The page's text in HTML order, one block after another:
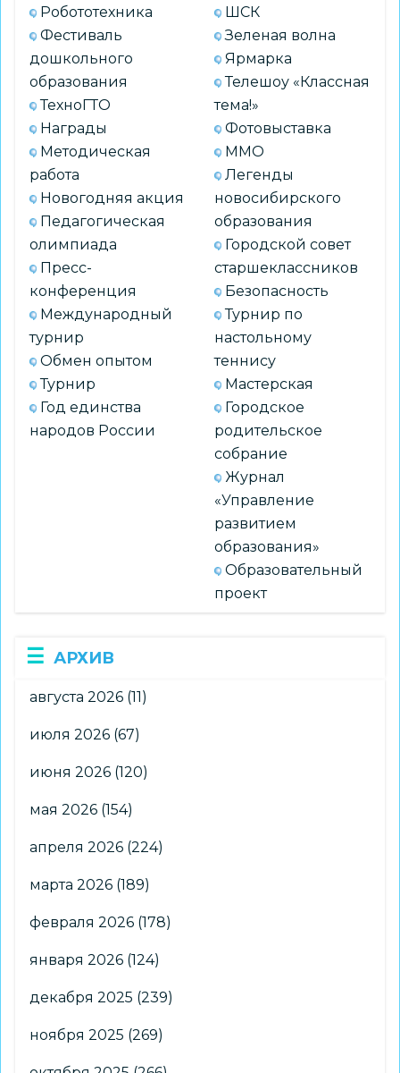
Робототехника
Фестиваль
дошкольного
образования
ТехноГТО
Награды
Методическая
работа
Новогодняя акция
Педагогическая
олимпиада
Пресс-
конференция
Международный
турнир
Обмен опытом
Турнир
Год единства
народов России
ШСК
Зеленая волна
Ярмарка
Телешоу «Классная
тема!»
Фотовыставка
ММО
Легенды
новосибирского
образования
Городской совет
старшеклассников
Безопасность
Турнир по
настольному
теннису
Мастерская
Городское
родительское
собрание
Журнал
«Управление
развитием
образования»
Образовательный
проект
АРХИВ
августа 2026 (11)
июля 2026 (67)
июня 2026 (120)
мая 2026 (154)
апреля 2026 (224)
марта 2026 (189)
февраля 2026 (178)
января 2026 (124)
декабря 2025 (239)
ноября 2025 (269)